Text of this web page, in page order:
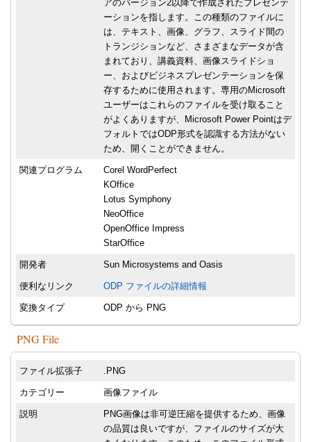
アのバージョン2以降で作成されたプレゼンテ
ーションを指します。この種類のファイルに
は、テキスト、画像、グラフ、スライド間の
トランジションなど、さまざまなデータが含
まれており、講義資料、画像スライドショ
ー、およびビジネスプレゼンテーションを保
存するために使用されます。専用のMicrosoft
ユーザーはこれらのファイルを受け取ること
がよくありますが、Microsoft Power Pointはデ
フォルトではODP形式を認識する方法がない
ため、開くことができません。
関連プログラム
Corel WordPerfect
KOffice
Lotus Symphony
NeoOffice
OpenOffice Impress
StarOffice
開発者 Sun Microsystems and Oasis
便利なリンク ODP ファイルの詳細情報
変換タイプ ODP から PNG
PNG File
ファイル拡張子 .PNG
カテゴリー 画像ファイル
説明
PNG画像は非可逆圧縮を提供するため、画像
の品質は良いですが、ファイルのサイズが大